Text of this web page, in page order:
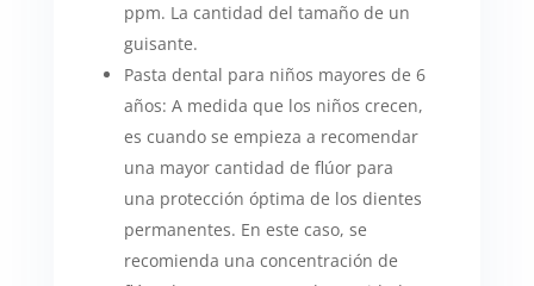
ppm. La cantidad del tamaño de un
guisante.
Pasta dental para niños mayores de 6
años: A medida que los niños crecen,
es cuando se empieza a recomendar
una mayor cantidad de flúor para
una protección óptima de los dientes
permanentes. En este caso, se
recomienda una concentración de